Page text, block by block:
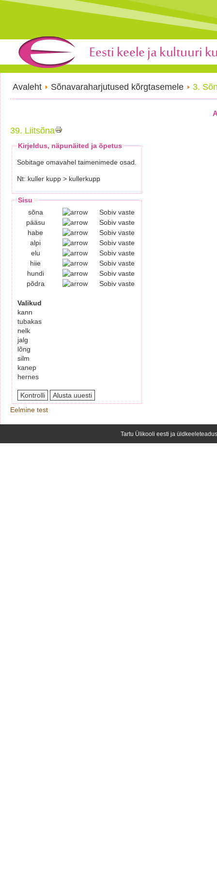
Avaleht Sõnavaraharjutused kõrgtasemele 3.
39. Liitsõna
Kirjeldus, näpunäited ja õpetus
Sobitage omavahel taimenimede osad.
Nt: kuller kupp > kullerkupp
Sisu
sõna
Sobiv vaste
pääsu
Sobiv vaste
habe
Sobiv vaste
alpi
Sobiv vaste
elu
Sobiv vaste
hiie
Sobiv vaste
hundi
Sobiv vaste
põdra
Sobiv vaste
Valikud
kann
tubakas
nelk
jalg
lõng
silm
kanep
hernes
Eelmine test
Tartu Ülikooli eesti ja